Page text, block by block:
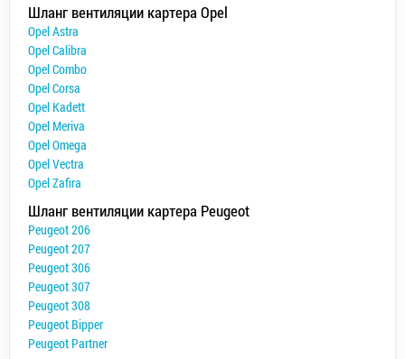
Шланг вентиляции картера Opel
Opel Astra
Opel Calibra
Opel Combo
Opel Corsa
Opel Kadett
Opel Meriva
Opel Omega
Opel Vectra
Opel Zafira
Шланг вентиляции картера Peugeot
Peugeot 206
Peugeot 207
Peugeot 306
Peugeot 307
Peugeot 308
Peugeot Bipper
Peugeot Partner